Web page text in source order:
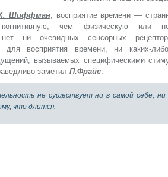
Шиффман, восприятие времени —
чем физическую или
нет ни очевидных сенсорных
для восприятия времени, ни каких-
вызываемых специфическими
заметил П.Фрайс:
не существует ни в самой себе, ни
что длится.